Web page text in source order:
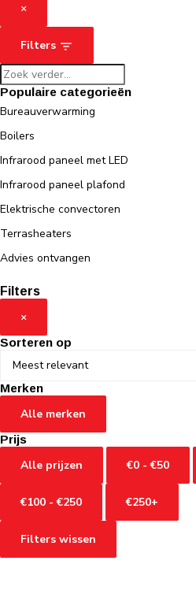
×
Filters
Populaire categorieën
Bureauverwarming
Boilers
Infrarood paneel met LED
Infrarood paneel plafond
Elektrische convectoren
Terrasheaters
Advies ontvangen
Filters
×
Sorteren op
Merken
Alle merken
Prijs
Alle prijzen €0 - €50
€100 - €250 €250+
Filters wissen